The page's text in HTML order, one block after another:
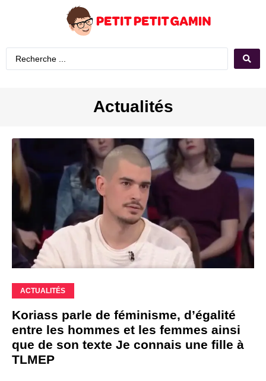
Actualités
ACTUALITÉS
Koriass parle de féminisme, d’égalité
entre les hommes et les femmes ainsi
que de son texte Je connais une fille à
TLMEP